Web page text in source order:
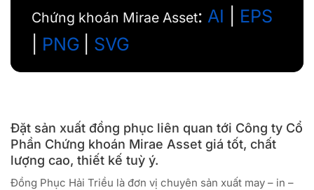
Chứng khoán Mirae Asset: AI
EPS
PNG SVG
Đặt sản xuất đồng phục liên quan tới Công ty Cổ
Phần Chứng khoán Mirae Asset giá tốt, chất
lượng cao, thiết kế tuỳ ý.
Đồng Phục Hải Triều là đơn vị chuyên sản xuất may – in –